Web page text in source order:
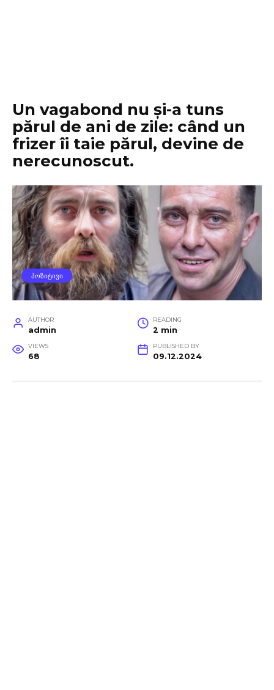
Un vagabond nu și-a tuns
părul de ani de zile: când un
frizer îi taie părul, devine de
nerecunoscut.
ᲞᲝᲖᲘᲢᲘᲕᲘ
AUTHOR
admin
READING
2 min
VIEWS
68
PUBLISHED BY
09.12.2024